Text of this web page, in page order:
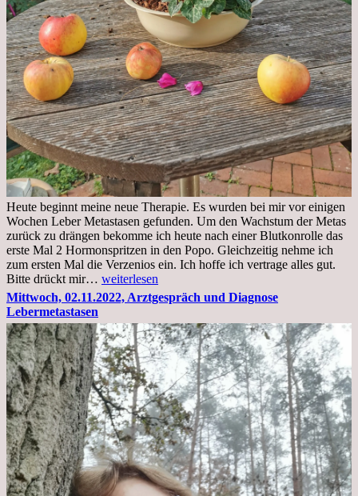
Heute beginnt meine neue Therapie. Es wurden bei mir vor einigen
Wochen Leber Metastasen gefunden. Um den Wachstum der Metas
zurück zu drängen bekomme ich heute nach einer Blutkonrolle das
erste Mal 2 Hormonspritzen in den Popo. Gleichzeitig nehme ich
zum ersten Mal die Verzenios ein. Ich hoffe ich vertrage alles gut.
Bitte drückt mir… Mittwoch,
09.11.2022
weiterlesen
Mittwoch, 02.11.2022, Arztgespräch und Diagnose
Lebermetastasen